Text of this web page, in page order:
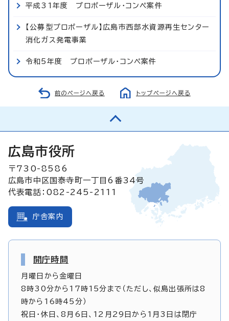
平成31年度 プロポーザル・コンペ案件
【公募型プロポーザル】広島市西部水資源再生センター
消化ガス発電事業
令和5年度 プロポーザル・コンペ案件
前のページへ戻る トップページへ戻る
広島市役所
〒730-8586
広島市中区国泰寺町一丁目6番34号
代表電話：082-245-2111
庁舎案内
開庁時間
月曜日から金曜日
8時30分から17時15分まで（ただし、似島出張所は8
時から16時45分）
祝日・休日、8月6日、12月29日から1月3日は閉庁